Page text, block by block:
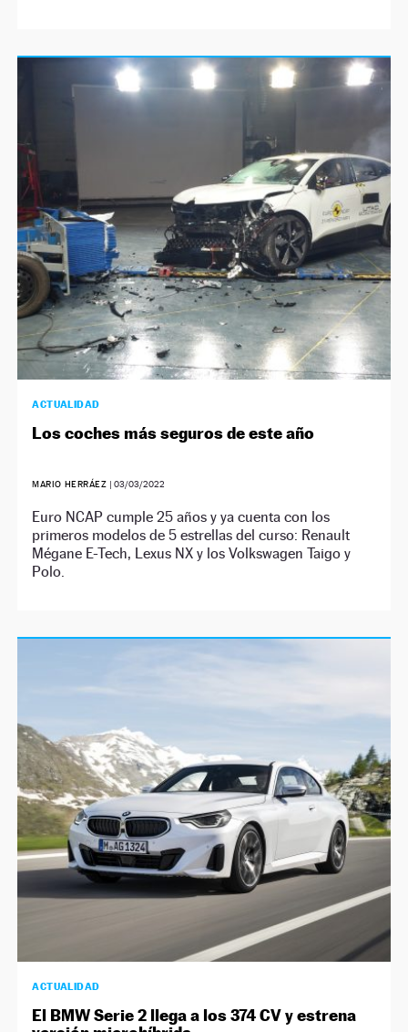
ACTUALIDAD
Los coches más seguros de este año
MARIO HERRÁEZ | 03/03/2022
Euro NCAP cumple 25 años y ya cuenta con los
primeros modelos de 5 estrellas del curso: Renault
Mégane E-Tech, Lexus NX y los Volkswagen Taigo y
Polo.
ACTUALIDAD
El BMW Serie 2 llega a los 374 CV y estrena